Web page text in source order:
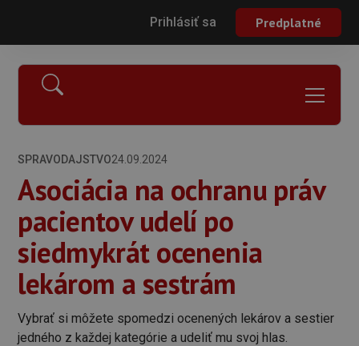
Prihlásiť sa Predplatné
SPRAVODAJSTVO24.09.2024
Asociácia na ochranu práv
pacientov udelí po
siedmykrát ocenenia
lekárom a sestrám
Vybrať si môžete spomedzi ocenených lekárov a sestier
jedného z každej kategórie a udeliť mu svoj hlas.